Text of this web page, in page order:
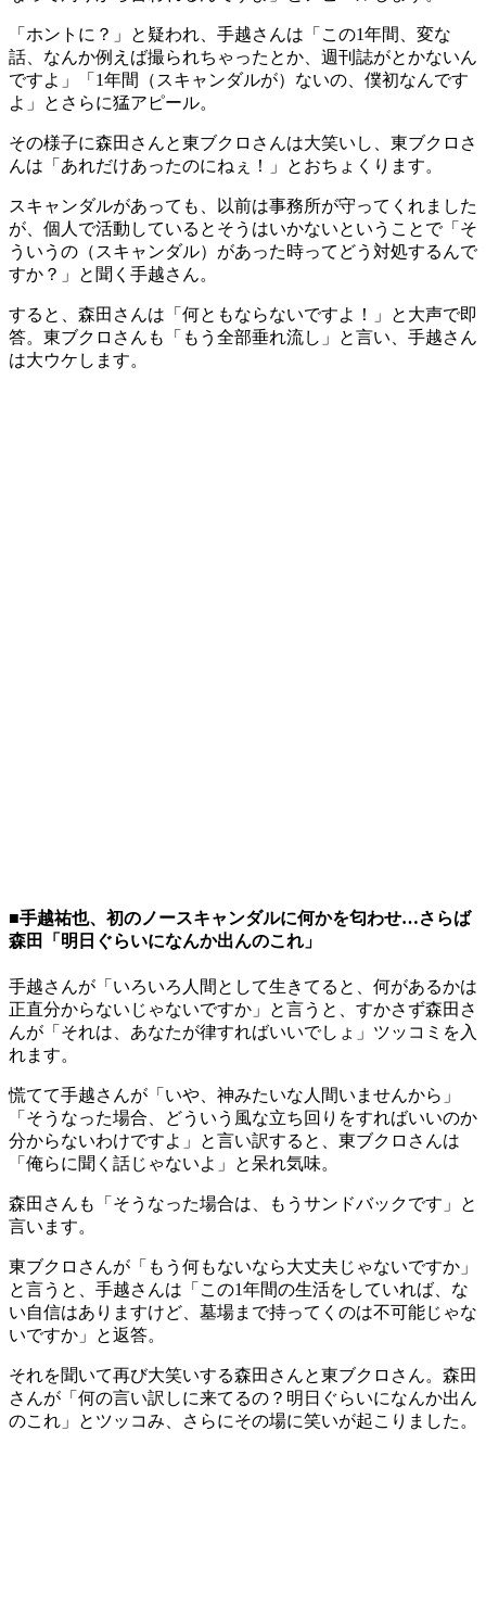
「ホントに？」と疑われ、手越さんは「この1年間、変な
話、なんか例えば撮られちゃったとか、週刊誌がとかないん
ですよ」「1年間（スキャンダルが）ないの、僕初なんです
よ」とさらに猛アピール。
その様子に森田さんと東ブクロさんは大笑いし、東ブクロさ
んは「あれだけあったのにねぇ！」とおちょくります。
スキャンダルがあっても、以前は事務所が守ってくれました
が、個人で活動しているとそうはいかないということで「そ
ういうの（スキャンダル）があった時ってどう対処するんで
すか？」と聞く手越さん。
すると、森田さんは「何ともならないですよ！」と大声で即
答。東ブクロさんも「もう全部垂れ流し」と言い、手越さん
は大ウケします。
■手越祐也、初のノースキャンダルに何かを匂わせ…さらば
森田「明日ぐらいになんか出んのこれ」
手越さんが「いろいろ人間として生きてると、何があるかは
正直分からないじゃないですか」と言うと、すかさず森田さ
んが「それは、あなたが律すればいいでしょ」ツッコミを入
れます。
慌てて手越さんが「いや、神みたいな人間いませんから」
「そうなった場合、どういう風な立ち回りをすればいいのか
分からないわけですよ」と言い訳すると、東ブクロさんは
「俺らに聞く話じゃないよ」と呆れ気味。
森田さんも「そうなった場合は、もうサンドバックです」と
言います。
東ブクロさんが「もう何もないなら大丈夫じゃないですか」
と言うと、手越さんは「この1年間の生活をしていれば、な
い自信はありますけど、墓場まで持ってくのは不可能じゃな
いですか」と返答。
それを聞いて再び大笑いする森田さんと東ブクロさん。森田
さんが「何の言い訳しに来てるの？明日ぐらいになんか出ん
のこれ」とツッコみ、さらにその場に笑いが起こりました。